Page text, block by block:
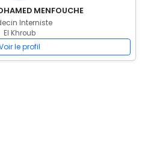
MENFOUCHE
Interniste
El Khroub
le profil